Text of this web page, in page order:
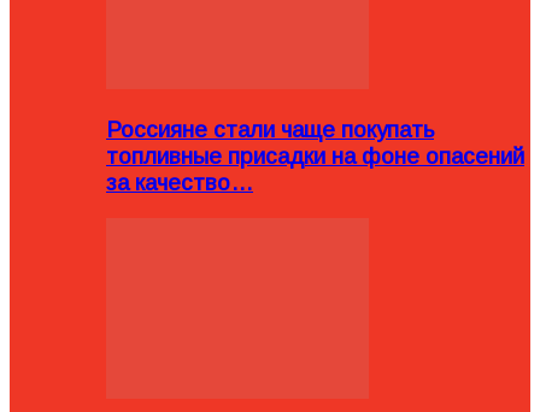
Россияне стали чаще покупать
топливные присадки на фоне опасений
за качество…